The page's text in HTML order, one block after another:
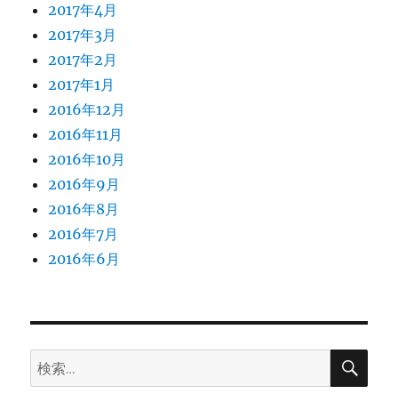
2017年4月
2017年3月
2017年2月
2017年1月
2016年12月
2016年11月
2016年10月
2016年9月
2016年8月
2016年7月
2016年6月
検
索:
検